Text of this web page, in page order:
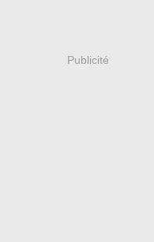
Publicité